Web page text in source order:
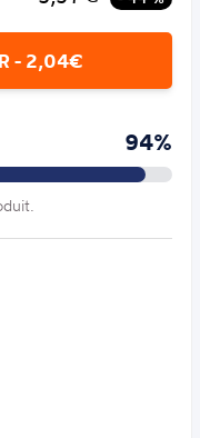
- 2,04€
94%